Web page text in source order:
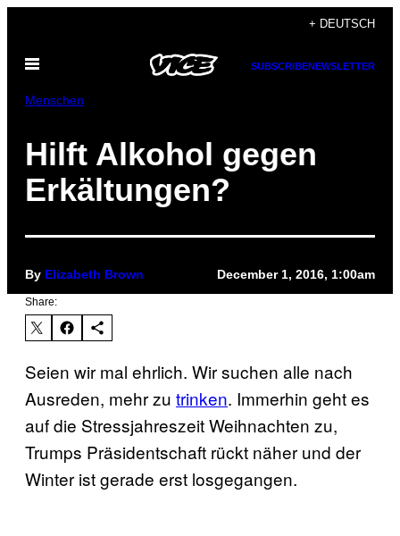
content
+ DEUTSCH
Open
SUBSCRIBENEWSLETTER
Menschen
Hilft Alkohol gegen
Erkältungen?
By Elizabeth Brown December 1, 2016, 1:00am
Share:
Seien wir mal ehrlich. Wir suchen alle nach
Ausreden, mehr zu trinken. Immerhin geht es
auf die Stressjahreszeit Weihnachten zu,
Trumps Präsidentschaft rückt näher und der
Winter ist gerade erst losgegangen.